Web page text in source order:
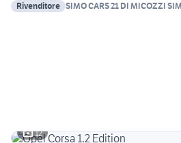
Rivenditore SIMO CARS 21 DI MICOZZI
12